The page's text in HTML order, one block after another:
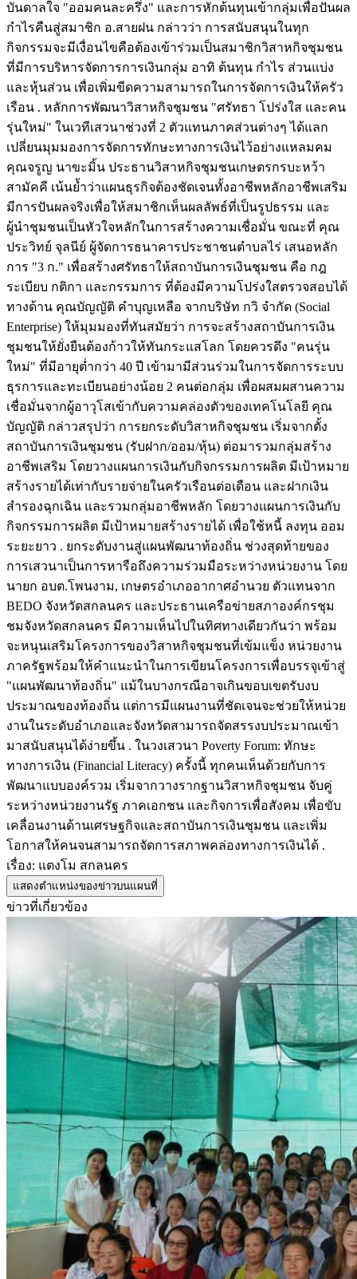
บันดาลใจ "ออมคนละครึ่ง" และการหักต้นทุนเข้ากลุ่มเพื่อปันผล
กำไรคืนสู่สมาชิก อ.สายฝน กล่าวว่า การสนับสนุนในทุก
กิจกรรมจะมีเงื่อนไขคือต้องเข้าร่วมเป็นสมาชิกวิสาหกิจชุมชน
ที่มีการบริหารจัดการการเงินกลุ่ม อาทิ ต้นทุน กำไร ส่วนแบ่ง
และหุ้นส่วน เพื่อเพิ่มขีดความสามารถในการจัดการเงินให้ครัว
เรือน . หลักการพัฒนาวิสาหกิจชุมชน "ศรัทธา โปร่งใส และคน
รุ่นใหม่" ในเวทีเสวนาช่วงที่ 2 ตัวแทนภาคส่วนต่างๆ ได้แลก
เปลี่ยนมุมมองการจัดการทักษะทางการเงินไว้อย่างแหลมคม
คุณจรูญ นาขะมิ้น ประธานวิสาหกิจชุมชนเกษตรกรบะหว้า
สามัคคี เน้นย้ำว่าแผนธุรกิจต้องชัดเจนทั้งอาชีพหลักอาชีพเสริม
มีการปันผลจริงเพื่อให้สมาชิกเห็นผลลัพธ์ที่เป็นรูปธรรม และ
ผู้นำชุมชนเป็นหัวใจหลักในการสร้างความเชื่อมั่น ขณะที่ คุณ
ประวิทย์ จุลนีย์ ผู้จัดการธนาคารประชาชนตำบลไร่ เสนอหลัก
การ "3 ก." เพื่อสร้างศรัทธาให้สถาบันการเงินชุมชน คือ กฎ
ระเบียบ กติกา และกรรมการ ที่ต้องมีความโปร่งใสตรวจสอบได้
ทางด้าน คุณบัญญัติ คำบุญเหลือ จากบริษัท กวิ จำกัด (Social
Enterprise) ให้มุมมองที่ทันสมัยว่า การจะสร้างสถาบันการเงิน
ชุมชนให้ยั่งยืนต้องก้าวให้ทันกระแสโลก โดยควรดึง "คนรุ่น
ใหม่" ที่มีอายุต่ำกว่า 40 ปี เข้ามามีส่วนร่วมในการจัดการระบบ
ธุรการและทะเบียนอย่างน้อย 2 คนต่อกลุ่ม เพื่อผสมผสานความ
เชื่อมั่นจากผู้อาวุโสเข้ากับความคล่องตัวของเทคโนโลยี คุณ
บัญญัติ กล่าวสรุปว่า การยกระดับวิสาหกิจชุมชน เริ่มจากตั้ง
สถาบันการเงินชุมชน (รับฝาก/ออม/หุ้น) ต่อมารวมกลุ่มสร้าง
อาชีพเสริม โดยวางแผนการเงินกับกิจกรรมการผลิต มีเป้าหมาย
สร้างรายได้เท่ากับรายจ่ายในครัวเรือนต่อเดือน และฝากเงิน
สำรองฉุกเฉิน และรวมกลุ่มอาชีพหลัก โดยวางแผนการเงินกับ
กิจกรรมการผลิต มีเป้าหมายสร้างรายได้ เพื่อใช้หนี้ ลงทุน ออม
ระยะยาว . ยกระดับงานสู่แผนพัฒนาท้องถิ่น ช่วงสุดท้ายของ
การเสวนาเป็นการหารือถึงความร่วมมือระหว่างหน่วยงาน โดย
นายก อบต.โพนงาม, เกษตรอำเภออากาศอำนวย ตัวแทนจาก
BEDO จังหวัดสกลนคร และประธานเครือข่ายสภาองค์กรชุม
ชมจังหวัดสกลนคร มีความเห็นไปในทิศทางเดียวกันว่า พร้อม
จะหนุนเสริมโครงการของวิสาหกิจชุมชนที่เข้มแข็ง หน่วยงาน
ภาครัฐพร้อมให้คำแนะนำในการเขียนโครงการเพื่อบรรจุเข้าสู่
"แผนพัฒนาท้องถิ่น" แม้ในบางกรณีอาจเกินขอบเขตรับงบ
ประมาณของท้องถิ่น แต่การมีแผนงานที่ชัดเจนจะช่วยให้หน่วย
งานในระดับอำเภอและจังหวัดสามารถจัดสรรงบประมาณเข้า
มาสนับสนุนได้ง่ายขึ้น . ในวงเสวนา Poverty Forum: ทักษะ
ทางการเงิน (Financial Literacy) ครั้งนี้ ทุกคนเห็นด้วยกับการ
พัฒนาแบบองค์รวม เริ่มจากวางรากฐานวิสาหกิจชุมชน จับคู่
ระหว่างหน่วยงานรัฐ ภาคเอกชน และกิจการเพื่อสังคม เพื่อขับ
เคลื่อนงานด้านเศรษฐกิจและสถาบันการเงินชุมชน และเพิ่ม
โอกาสให้คนจนสามารถจัดการสภาพคล่องทางการเงินได้ .
เรื่อง: แตงโม สกลนคร
แสดงตำแหน่งของข่าวบนแผนที่
ข่าวที่เกี่ยวข้อง